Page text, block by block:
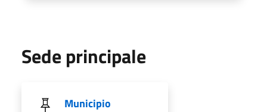
Sede principale
Municipio